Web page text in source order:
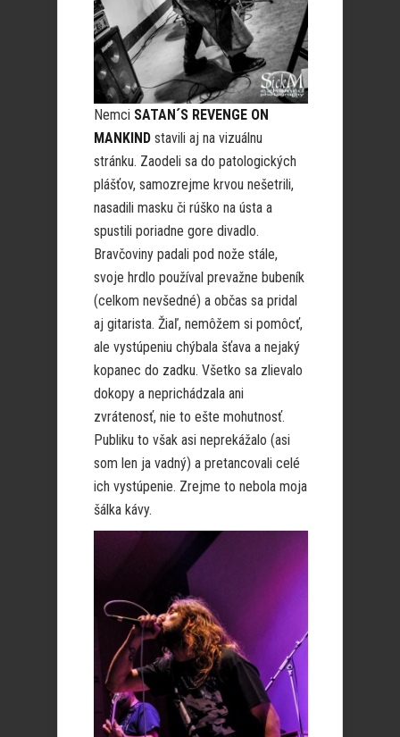
Nemci SATAN´S REVENGE ON
MANKIND stavili aj na vizuálnu
stránku. Zaodeli sa do patologických
plášťov, samozrejme krvou nešetrili,
nasadili masku či rúško na ústa a
spustili poriadne gore divadlo.
Bravčoviny padali pod nože stále,
svoje hrdlo používal prevažne bubeník
(celkom nevšedné) a občas sa pridal
aj gitarista. Žiaľ, nemôžem si pomôcť,
ale vystúpeniu chýbala šťava a nejaký
kopanec do zadku. Všetko sa zlievalo
dokopy a neprichádzala ani
zvrátenosť, nie to ešte mohutnosť.
Publiku to však asi neprekážalo (asi
som len ja vadný) a pretancovali celé
ich vystúpenie. Zrejme to nebola moja
šálka kávy.